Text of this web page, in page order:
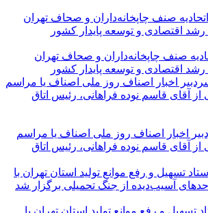
صنف چاپخانه‌داران و صحاف تهران
اقتصادی و توسعه پایدار کشور
اخبار اصناف روز ملی اصناف یا مراسم
آقای قاسم نوده فراهانی، رئیس اتاق